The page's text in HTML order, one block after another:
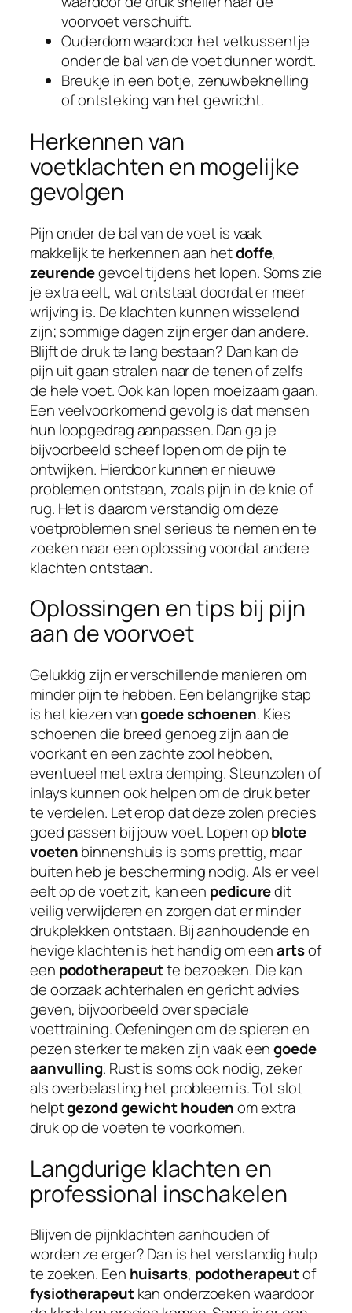
voorvoet verschuift.
Ouderdom waardoor het vetkussentje
onder de bal van de voet dunner wordt.
Breukje in een botje, zenuwbeknelling
of ontsteking van het gewricht.
Herkennen van
voetklachten en mogelijke
gevolgen
Pijn onder de bal van de voet is vaak
makkelijk te herkennen aan hetdoffe,
zeurendegevoel tijdens het lopen. Soms zie
je extra eelt, wat ontstaat doordat er meer
wrijving is. De klachten kunnen wisselend
zijn; sommige dagen zijn erger dan andere.
Blijft de druk te lang bestaan? Dan kan de
pijn uit gaan stralen naar de tenen of zelfs
de hele voet. Ook kan lopen moeizaam gaan.
Een veelvoorkomend gevolg is dat mensen
hun loopgedrag aanpassen. Dan ga je
bijvoorbeeld scheef lopen om de pijn te
ontwijken. Hierdoor kunnen er nieuwe
problemen ontstaan, zoals pijn in de knie of
rug. Het is daarom verstandig om deze
voetproblemen snel serieus te nemen en te
zoeken naar een oplossing voordat andere
klachten ontstaan.
Oplossingen en tips bij pijn
aan de voorvoet
Gelukkig zijn er verschillende manieren om
minder pijn te hebben. Een belangrijke stap
is het kiezen vangoede schoenen. Kies
schoenen die breed genoeg zijn aan de
voorkant en een zachte zool hebben,
eventueel met extra demping. Steunzolen of
inlays kunnen ook helpen om de druk beter
te verdelen. Let erop dat deze zolen precies
goed passen bij jouw voet. Lopen opblote
voetenbinnenshuis is soms prettig, maar
buiten heb je bescherming nodig. Als er veel
eelt op de voet zit, kan een pedicuredit
veilig verwijderen en zorgen dat er minder
drukplekken ontstaan. Bij aanhoudende en
hevige klachten is het handig om eenartsof
een podotherapeutte bezoeken. Die kan
de oorzaak achterhalen en gericht advies
geven, bijvoorbeeld over speciale
voettraining. Oefeningen om de spieren en
pezen sterker te maken zijn vaak eengoede
aanvulling. Rust is soms ook nodig, zeker
als overbelasting het probleem is. Tot slot
helptgezond gewicht houdenom extra
druk op de voeten te voorkomen.
Langdurige klachten en
professional inschakelen
Blijven de pijnklachten aanhouden of
worden ze erger? Dan is het verstandig hulp
te zoeken. Een huisarts, podotherapeutof
fysiotherapeutkan onderzoeken waardoor